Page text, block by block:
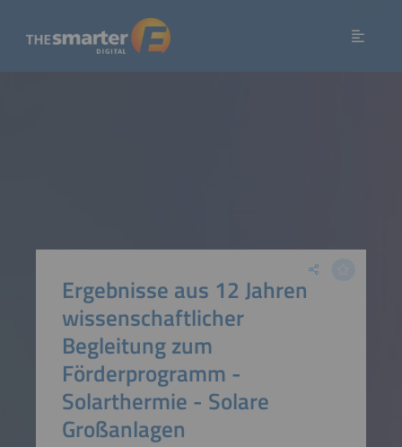
Ergebnisse aus 12 Jahren
wissenschaftlicher
Begleitung zum
Förderprogramm -
Solarthermie - Solare
Großanlagen